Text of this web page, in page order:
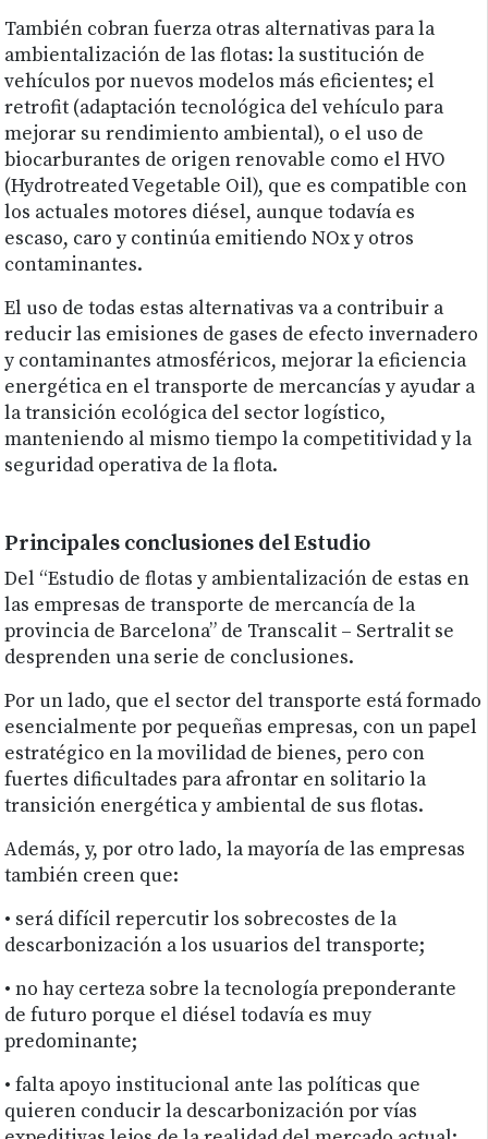
También cobran fuerza otras alternativas para la
ambientalización de las flotas: la sustitución de
vehículos por nuevos modelos más eficientes; el
retrofit (adaptación tecnológica del vehículo para
mejorar su rendimiento ambiental), o el uso de
biocarburantes de origen renovable como el HVO
(Hydrotreated Vegetable Oil), que es compatible con
los actuales motores diésel, aunque todavía es
escaso, caro y continúa emitiendo NOx y otros
contaminantes.
El uso de todas estas alternativas va a contribuir a
reducir las emisiones de gases de efecto invernadero
y contaminantes atmosféricos, mejorar la eficiencia
energética en el transporte de mercancías y ayudar a
la transición ecológica del sector logístico,
manteniendo al mismo tiempo la competitividad y la
seguridad operativa de la flota.
Principales conclusiones del Estudio
Del “Estudio de flotas y ambientalización de estas en
las empresas de transporte de mercancía de la
provincia de Barcelona” de Transcalit – Sertralit se
desprenden una serie de conclusiones.
Por un lado, que el sector del transporte está formado
esencialmente por pequeñas empresas, con un papel
estratégico en la movilidad de bienes, pero con
fuertes dificultades para afrontar en solitario la
transición energética y ambiental de sus flotas.
Además, y, por otro lado, la mayoría de las empresas
también creen que:
• será difícil repercutir los sobrecostes de la
descarbonización a los usuarios del transporte;
• no hay certeza sobre la tecnología preponderante
de futuro porque el diésel todavía es muy
predominante;
• falta apoyo institucional ante las políticas que
quieren conducir la descarbonización por vías